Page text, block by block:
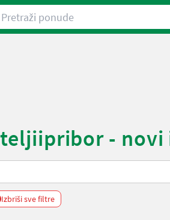
ponude
-
Izbriši sve filtre